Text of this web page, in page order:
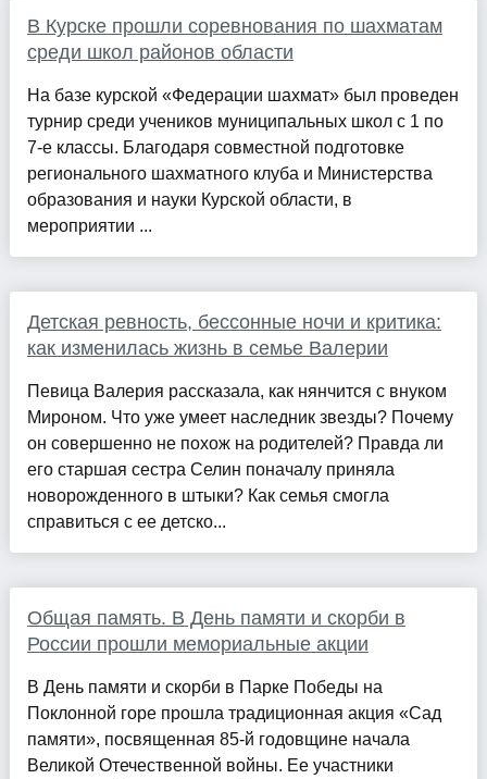
В Курске прошли соревнования по шахматам
среди школ районов области
На базе курской «Федерации шахмат» был проведен
турнир среди учеников муниципальных школ с 1 по
7-е классы. Благодаря совместной подготовке
регионального шахматного клуба и Министерства
образования и науки Курской области, в
мероприятии ...
Детская ревность, бессонные ночи и критика:
как изменилась жизнь в семье Валерии
Певица Валерия рассказала, как нянчится с внуком
Мироном. Что уже умеет наследник звезды? Почему
он совершенно не похож на родителей? Правда ли
его старшая сестра Селин поначалу приняла
новорожденного в штыки? Как семья смогла
справиться с ее детско...
Общая память. В День памяти и скорби в
России прошли мемориальные акции
В День памяти и скорби в Парке Победы на
Поклонной горе прошла традиционная акция «Сад
памяти», посвященная 85-й годовщине начала
Великой Отечественной войны. Ее участники